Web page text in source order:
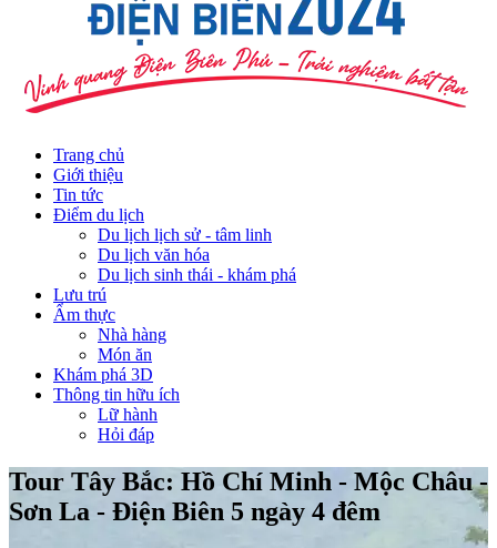
Trang chủ
Giới thiệu
Tin tức
Điểm du lịch
Du lịch lịch sử - tâm linh
Du lịch văn hóa
Du lịch sinh thái - khám phá
Lưu trú
Ẩm thực
Nhà hàng
Món ăn
Khám phá 3D
Thông tin hữu ích
Lữ hành
Hỏi đáp
Tour Tây Bắc: Hồ Chí Minh - Mộc Châu -
Sơn La - Điện Biên 5 ngày 4 đêm